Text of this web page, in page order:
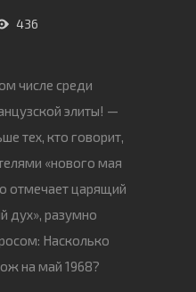
436
числе среди
элиты! —
тех, кто говорит,
«нового мая
отмечает царящий
дух», разумно
Насколько
на май 1968?